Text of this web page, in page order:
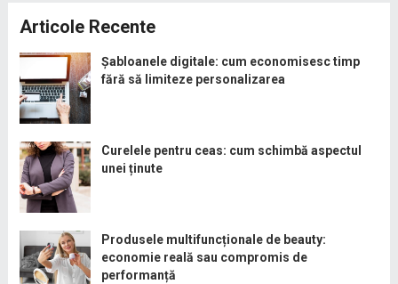
Articole Recente
Șabloanele digitale: cum economisesc timp
fără să limiteze personalizarea
Curelele pentru ceas: cum schimbă aspectul
unei ținute
Produsele multifuncționale de beauty:
economie reală sau compromis de
performanță